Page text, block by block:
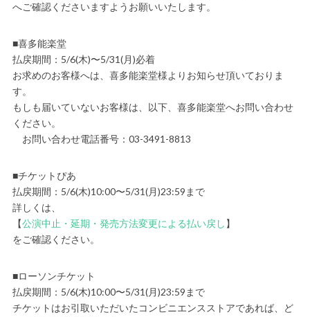
へご確認くださいますようお願いいたします。
■喜多能楽堂
払戻期間：5/6(木)〜5/31(月)必着
お求めのお客様へは、喜多能楽堂様よりお知らせ頂いておりま
す。
もしも届いていないお客様は、以下、喜多能楽堂へお問い合わせ
ください。
お問い合わせ電話番号：03-3491-8813
■チケットぴあ
払戻期間：5/6(木)10:00〜5/31(月)23:59まで
詳しくは、
【公演中止・延期・発売方法変更による払い戻し 】
をご確認ください。
■ローソンチケット
払戻期間：5/6(木)10:00〜5/31(月)23:59まで
チケットはお引取いただいたコンビニエンスストアであれば、ど